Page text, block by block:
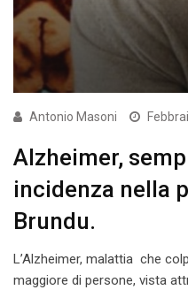
Antonio Masoni
Alzheimer,
incidenza nella
Brundu.
L’Alzheimer, malattia che
maggiore di persone, vista